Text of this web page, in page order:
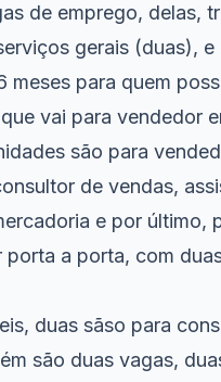
de emprego, delas,
gerais (duas), e
para quem
vai para vendedor
são para
de vendas,
e por último,
a porta, com
duas sãso para
são duas vagas,